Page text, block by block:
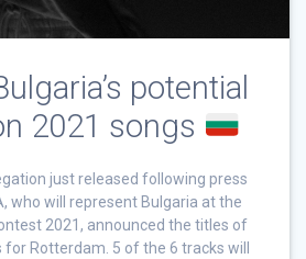
potential
2021 songs
just released following press
who will represent Bulgaria at the
2021, announced the titles of
Rotterdam. 5 of the 6 tracks will